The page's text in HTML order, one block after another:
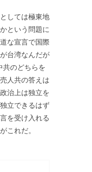
しては極東地
という問題に
な宣言で国際
台湾なんだが
共のどちらを
人共の答えは
治上は独立を
立できるはず
を受け入れる
これだ。